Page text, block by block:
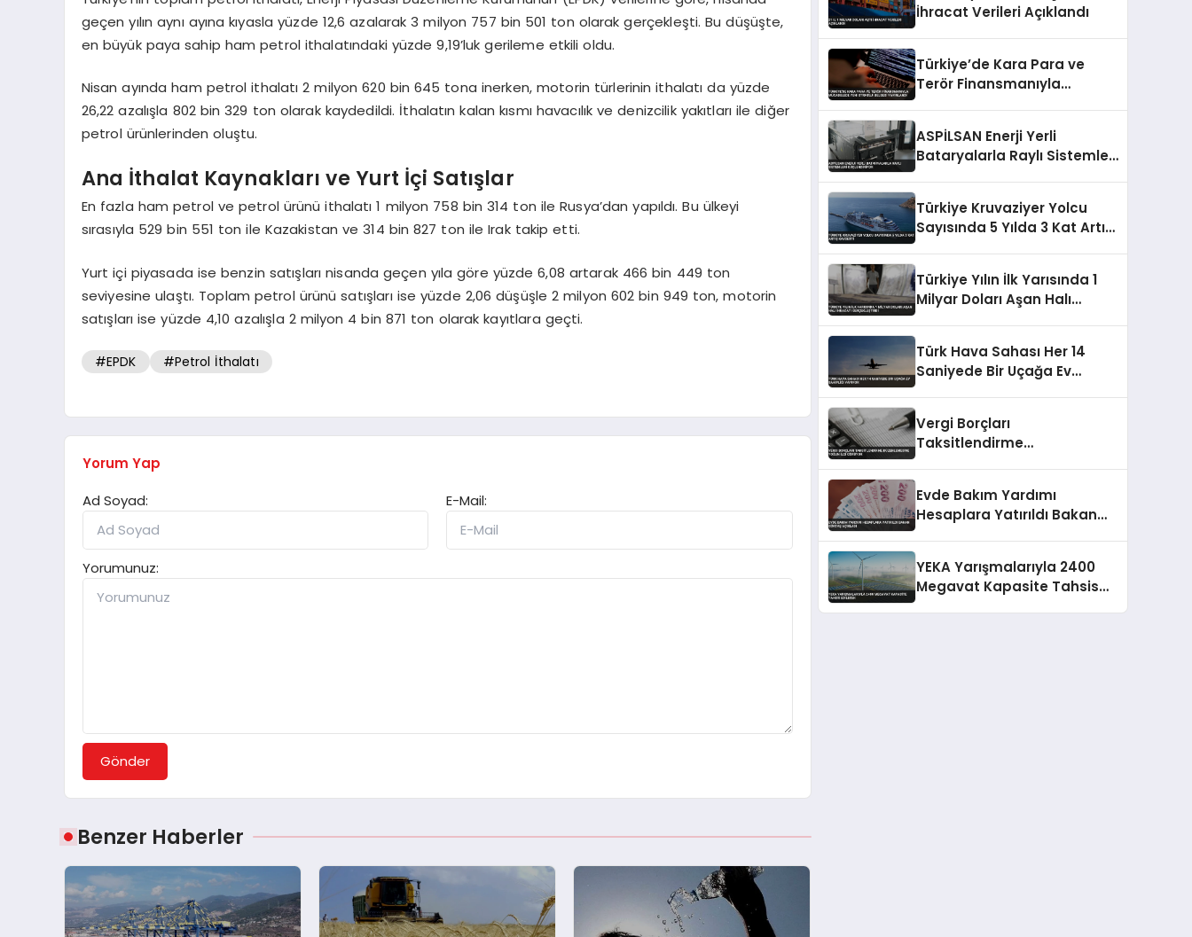
geçen yılın aynı ayına kıyasla yüzde 12,6 azalarak 3 milyon 757 bin 501 ton olarak gerçekleşti. Bu düşüşte,
en büyük paya sahip ham petrol ithalatındaki yüzde 9,19’luk gerileme etkili oldu.
Nisan ayında ham petrol ithalatı 2 milyon 620 bin 645 tona inerken, motorin türlerinin ithalatı da yüzde
26,22 azalışla 802 bin 329 ton olarak kaydedildi. İthalatın kalan kısmı havacılık ve denizcilik yakıtları ile diğer
petrol ürünlerinden oluştu.
Ana İthalat Kaynakları ve Yurt İçi Satışlar
En fazla ham petrol ve petrol ürünü ithalatı 1 milyon 758 bin 314 ton ile Rusya’dan yapıldı. Bu ülkeyi
sırasıyla 529 bin 551 ton ile Kazakistan ve 314 bin 827 ton ile Irak takip etti.
Yurt içi piyasada ise benzin satışları nisanda geçen yıla göre yüzde 6,08 artarak 466 bin 449 ton
seviyesine ulaştı. Toplam petrol ürünü satışları ise yüzde 2,06 düşüşle 2 milyon 602 bin 949 ton, motorin
satışları ise yüzde 4,10 azalışla 2 milyon 4 bin 871 ton olarak kayıtlara geçti.
#EPDK #Petrol İthalatı
Yorum Yap
Ad Soyad:
E-Mail:
Yorumunuz:
Gönder
Benzer Haberler
İhracat Verileri Açıklandı
Türkiye’de Kara Para ve
Terör Finansmanıyla
ASPİLSAN Enerji Yerli
Bataryalarla Raylı Sistemleri
Türkiye Kruvaziyer Yolcu
Sayısında 5 Yılda 3 Kat Artış
Türkiye Yılın İlk Yarısında 1
Milyar Doları Aşan Halı
Türk Hava Sahası Her 14
Saniyede Bir Uçağa Ev
Vergi Borçları
Taksitlendirme
Evde Bakım Yardımı
Hesaplara Yatırıldı Bakan
YEKA Yarışmalarıyla 2400
Megavat Kapasite Tahsis